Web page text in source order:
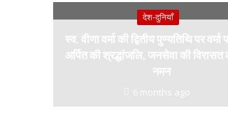
देश-दुनियाँ
स्व. वीणा वर्मा की द्वितीय पुण्यतिथि पर वर्मा
अर्पित की श्रद्धांजलि, जनसेवा की विरासत
नमन
6 months ago